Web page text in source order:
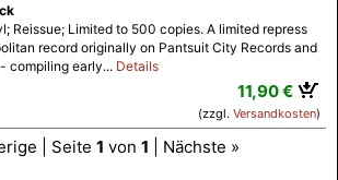
Reissue; Limited to 500 copies. A limited repress
record originally on Pantsuit City Records and
compiling early... Details
11,90 €
(zzgl. Versandkosten)
| Seite 1 von 1 | Nächste »